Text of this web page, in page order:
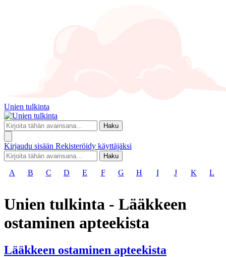
Unien tulkinta
Haku
Kirjaudu sisään Rekisteröidy käyttäjäksi
Haku
A B C D E F G H I J K L
Unien tulkinta - Lääkkeen
ostaminen apteekista
Lääkkeen ostaminen apteekista